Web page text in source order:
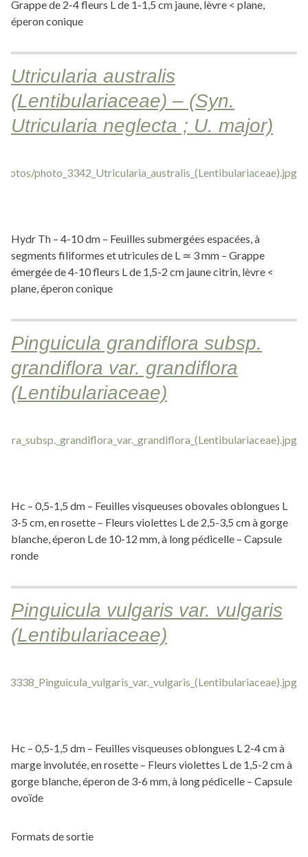
Grappe de 2-4 fleurs L de 1-1,5 cm jaune, lèvre < plane,
éperon conique
Utricularia australis
(Lentibulariaceae) – (Syn.
Utricularia neglecta ; U. major)
Hydr Th – 4-10 dm – Feuilles submergées espacées, à
segments filiformes et utricules de L ≃ 3 mm – Grappe
émergée de 4-10 fleurs L de 1,5-2 cm jaune citrin, lèvre <
plane, éperon conique
Pinguicula grandiflora subsp.
grandiflora var. grandiflora
(Lentibulariaceae)
Hc – 0,5-1,5 dm – Feuilles visqueuses obovales oblongues L
3-5 cm, en rosette – Fleurs violettes L de 2,5-3,5 cm à gorge
blanche, éperon L de 10-12 mm, à long pédicelle – Capsule
ronde
Pinguicula vulgaris var. vulgaris
(Lentibulariaceae)
Hc – 0,5-1,5 dm – Feuilles visqueuses oblongues L 2-4 cm à
marge involutée, en rosette – Fleurs violettes L de 1,5-2 cm à
gorge blanche, éperon de 3-6 mm, à long pédicelle – Capsule
ovoïde
Formats de sortie